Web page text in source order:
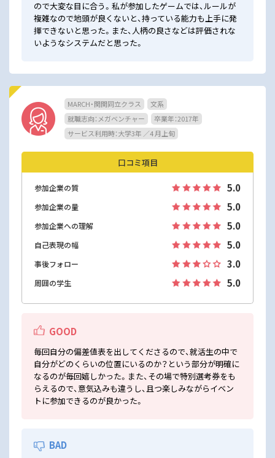
ので大変な目に合う。私が参加したゲームでは、ルールが
複雑なので地頭が良くないと、持っている能力も上手に発
揮できないと思った。また、人柄の良さなどは評価されな
いようなシステムだと思った。
MARCH・関関同立クラス
文系
就職志向：メガベンチャー
卒業年：2017年
サービス利用時：大学3年 ／4 月上旬
口コミ項目
参加企業の質 5.0
参加企業の量 5.0
参加企業への理解 5.0
自己表現の幅 5.0
事後フォロー 3.0
周囲の学生 5.0
GOOD
毎回自分の偏差値表を出してくださるので、就活生の中で
自分がどのくらいの位置にいるのか？という部分が明確に
なるのが毎回嬉しかった。また、その場で特別選考券をも
らえるので、意気込みも違うし、且つ楽しみながらイベン
トに参加できるのが良かった。
BAD